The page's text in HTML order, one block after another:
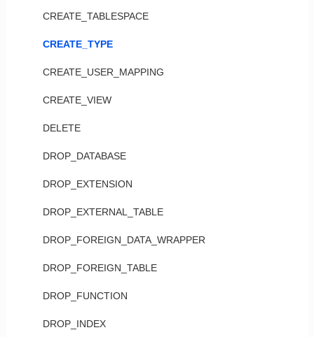
CREATE_TABLESPACE
CREATE_TYPE
CREATE_USER_MAPPING
CREATE_VIEW
DELETE
DROP_DATABASE
DROP_EXTENSION
DROP_EXTERNAL_TABLE
DROP_FOREIGN_DATA_WRAPPER
DROP_FOREIGN_TABLE
DROP_FUNCTION
DROP_INDEX